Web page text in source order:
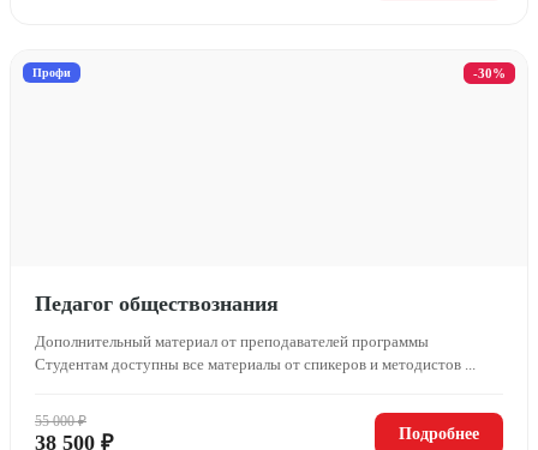
-30%
Профи
Педагог обществознания
Дополнительный материал от преподавателей программы
Студентам доступны все материалы от спикеров и методистов ...
55 000 ₽
38 500 ₽ Подробнее